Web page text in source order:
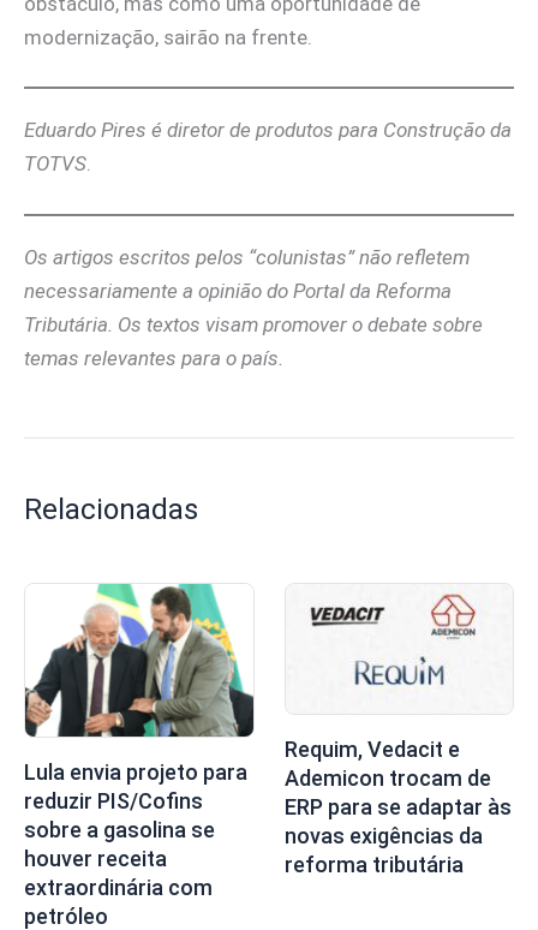
modernização, sairão na frente.
Eduardo Pires é diretor de produtos para Construção da
TOTVS.
Os artigos escritos pelos “colunistas” não refletem
necessariamente a opinião do Portal da Reforma
Tributária. Os textos visam promover o debate sobre
temas relevantes para o país.
Relacionadas
Lula envia projeto para
reduzir PIS/Cofins
sobre a gasolina se
houver receita
extraordinária com
petróleo
Requim, Vedacit e
Ademicon trocam de
ERP para se adaptar às
novas exigências da
reforma tributária